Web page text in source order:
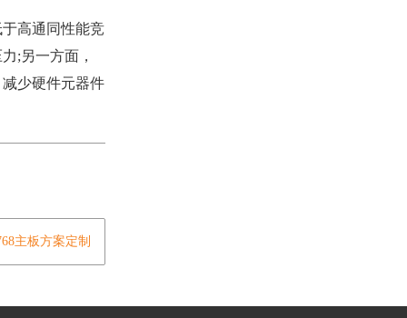
高通同性能竞
;另一方面，
少硬件元器件
主板方案定制